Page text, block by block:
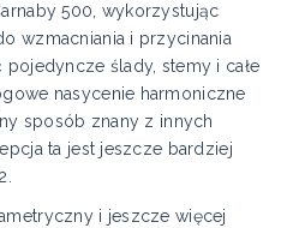
500, wykorzystując
wzmacniania i przycinania
ślady, stemy i całe
nasycenie harmoniczne
sposób znany z innych
ta jest jeszcze bardziej
i jeszcze więcej